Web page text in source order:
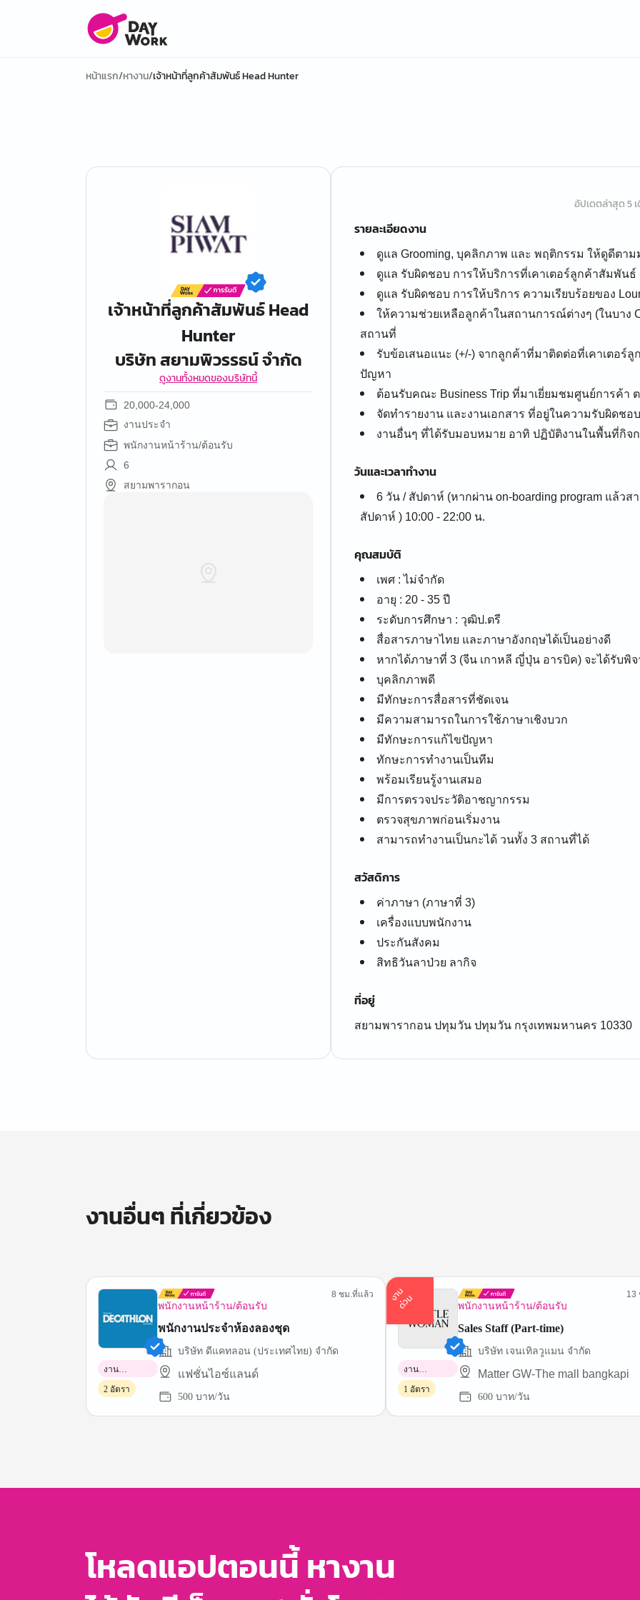
หน้าแรก/หางาน/เจ้าหน้าที่ลูกค้าสัมพันธ์ Head Hunter
เจ้าหน้าที่ลูกค้าสัมพันธ์ Head
Hunter
บริษัท สยามพิวรรธน์ จำกัด
ดูงานทั้งหมดของบริษัทนี้
20,000-24,000
งานประจำ
พนักงานหน้าร้าน/ต้อนรับ
6
สยามพารากอน
อัปเดตล่าสุด 5
รายละเอียดงาน
ดูแล Grooming, บุคลิกภาพ และ พฤติกรรม ให้ดูดีตาม
ดูแล รับผิดชอบ การให้บริการที่เคาเตอร์ลูกค้าสัมพัน
ดูแล รับผิดชอบ การให้บริการ ความเรียบร้อยของ
ให้ความช่วยเหลือลูกค้าในสถานการณ์ต่างๆ (ในบาง
สถานที่
รับข้อเสนอแนะ (+/-) จากลูกค้าที่มาติดต่อที่เคาเตอร์
ปัญหา
ต้อนรับคณะ Business Trip ที่มาเยี่ยมชมศูนย์การค้า
จัดทำรายงาน และงานเอกสาร ที่อยู่ในความรับผิดชอ
งานอื่นๆ ที่ได้รับมอบหมาย อาทิ ปฏิบัติงานในพื้นที่กิจ
วันและเวลาทำงาน
6 วัน / สัปดาห์ (หากผ่าน on-boarding program แล้วส
สัปดาห์ ) 10:00 - 22:00 น.
คุณสมบัติ
เพศ : ไม่จำกัด
อายุ : 20 - 35 ปี
ระดับการศึกษา : วุฒิป.ตรี
สื่อสารภาษาไทย และภาษาอังกฤษได้เป็นอย่างดี
หากได้ภาษาที่ 3 (จีน เกาหลี ญี่ปุ่น อารบิค) จะได้รับพิ
บุคลิกภาพดี
มีทักษะการสื่อสารที่ชัดเจน
มีความสามารถในการใช้ภาษาเชิงบวก
มีทักษะการแก้ไขปัญหา
ทักษะการทำงานเป็นทีม
พร้อมเรียนรู้งานเสมอ
มีการตรวจประวัติอาชญากรรม
ตรวจสุขภาพก่อนเริ่มงาน
สามารถทำงานเป็นกะได้ วนทั้ง 3 สถานที่ได้
สวัสดิการ
ค่าภาษา (ภาษาที่ 3)
เครื่องแบบพนักงาน
ประกันสังคม
สิทธิวันลาป่วย ลากิจ
ที่อยู่
สยามพารากอน ปทุมวัน ปทุมวัน กรุงเทพมหานคร 10330
งานอื่นๆ ที่เกี่ยวข้อง
พนักงานหน้าร้าน/ต้อนรับ
8 ชม.ที่แล้ว
พนักงานประจำห้องลองชุด
บริษัท ดีแคทลอน (ประเทศไทย) จำกัด
แฟชั่นไอซ์แลนด์
500 บาท/วัน
งาน
พาร์ทไทม์
2 อัตรา
ง
า
น
ด่
ว
น พนักงานหน้าร้าน/ต้อนรับ
13
Sales Staff (Part-time)
บริษัท เจนเทิลวูแมน จำกัด
Matter GW-The mall bangkapi
600 บาท/วัน
งาน
พาร์ทไทม์
1 อัตรา
โหลดแอปตอนนี้ หางาน